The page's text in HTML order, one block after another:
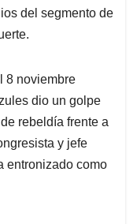
del segmento de
8 noviembre
dio un golpe
rebeldía frente a
y jefe
entronizado como